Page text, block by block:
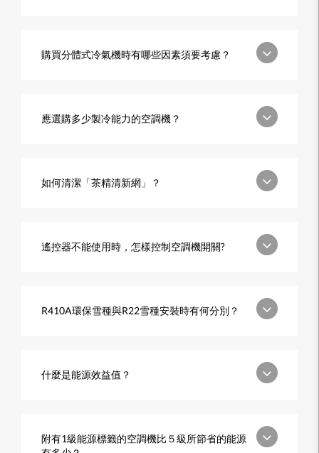
購買分體式冷氣機時有哪些因素須要考慮？
應選購多少製冷能力的空調機？
如何清潔「茶精清新網」？
遙控器不能使用時，怎樣控制空調機開關?
R410A環保雪種與R22雪種安裝時有何分別？
什麼是能源效益值？
附有1級能源標籤的空調機比５級所節省的能源